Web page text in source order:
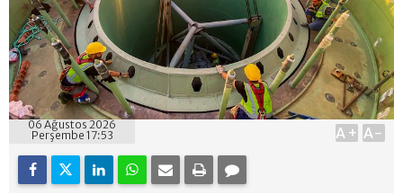
06 Ağustos 2026
Perşembe 17:53
A+ A-